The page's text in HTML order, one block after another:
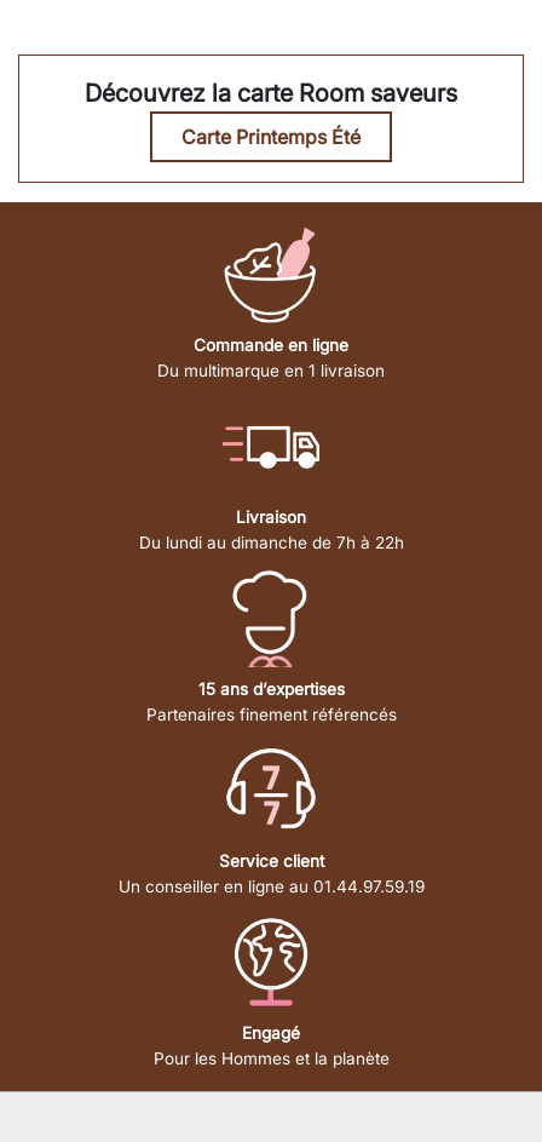
Découvrez la carte Room saveurs
Carte Printemps Été
Commande en ligne
Du multimarque en 1 livraison
Livraison
Du lundi au dimanche de 7h à 22h
15 ans d’expertises
Partenaires finement référencés
Service client
Un conseiller en ligne au 01.44.97.59.19
Engagé
Pour les Hommes et la planète